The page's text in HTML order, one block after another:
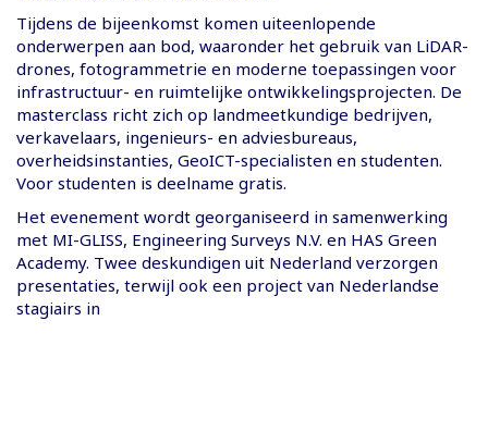
Tijdens de bijeenkomst komen uiteenlopende
onderwerpen aan bod, waaronder het gebruik van LiDAR-
drones, fotogrammetrie en moderne toepassingen voor
infrastructuur- en ruimtelijke ontwikkelingsprojecten. De
masterclass richt zich op landmeetkundige bedrijven,
verkavelaars, ingenieurs- en adviesbureaus,
overheidsinstanties, GeoICT-specialisten en studenten.
Voor studenten is deelname gratis.
Het evenement wordt georganiseerd in samenwerking
met MI-GLISS, Engineering Surveys N.V. en HAS Green
Academy. Twee deskundigen uit Nederland verzorgen
presentaties, terwijl ook een project van Nederlandse
stagiairs in